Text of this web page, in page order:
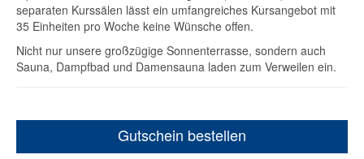
separaten Kurssälen lässt ein umfangreiches Kursangebot mit
35 Einheiten pro Woche keine Wünsche offen.
Nicht nur unsere großzügige Sonnenterrasse, sondern auch
Sauna, Dampfbad und Damensauna laden zum Verweilen ein.
Gutschein bestellen